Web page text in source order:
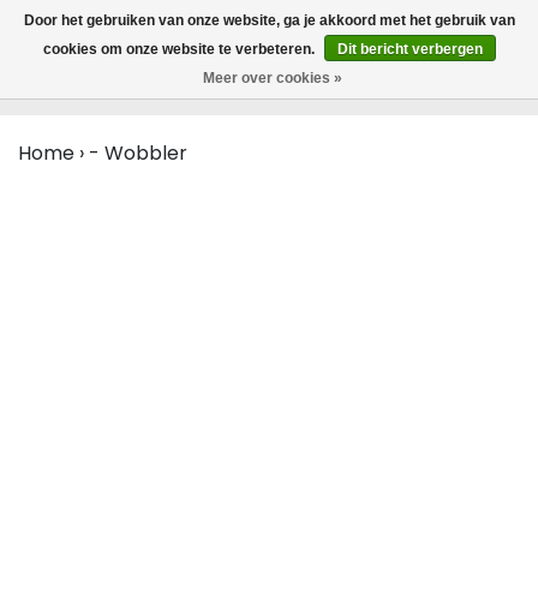
MENU
0
Home › - Wobbler
Door het gebruiken van onze website, ga je akkoord met het gebruik van
cookies om onze website te verbeteren.
Dit bericht verbergen
Meer over cookies »